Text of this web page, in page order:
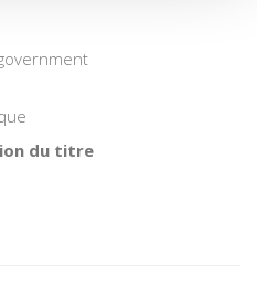
du titre